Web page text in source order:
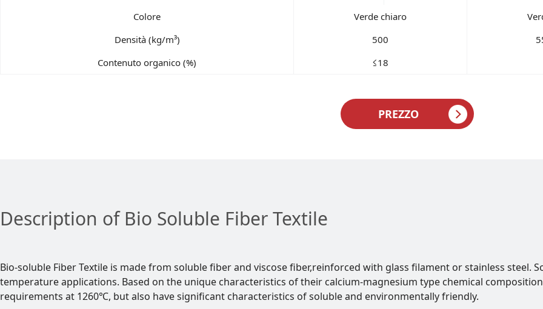
Colore
Verde chiaro
Densità (kg/m³)
500
Contenuto organico (%)
≤18
PREZZO
Description of Bio Soluble Fiber Textile
Bio-soluble Fiber Textile is made from soluble fiber and viscose fiber,reinforced with glass filament or stainless
temperature applications. Based on the unique characteristics of their calcium-magnesium type chemical
requirements at 1260℃, but also have significant characteristics of soluble and environmentally friendly.